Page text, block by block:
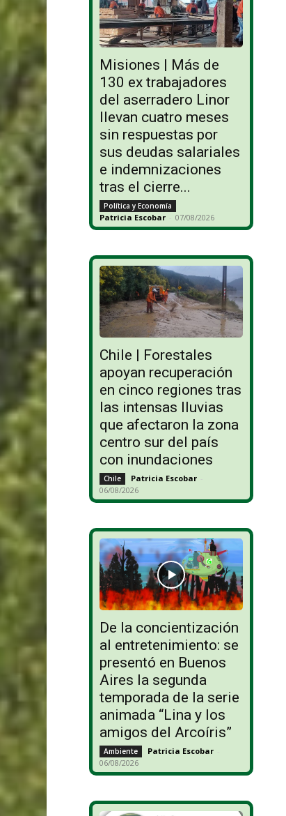
Misiones | Más de
130 ex trabajadores
del aserradero Linor
llevan cuatro meses
sin respuestas por
sus deudas salariales
e indemnizaciones
tras el cierre...
Política y Economía
Patricia Escobar - 07/08/2026
Chile | Forestales
apoyan recuperación
en cinco regiones tras
las intensas lluvias
que afectaron la zona
centro sur del país
con inundaciones
Chile Patricia Escobar -
06/08/2026
De la concientización
al entretenimiento: se
presentó en Buenos
Aires la segunda
temporada de la serie
animada “Lina y los
amigos del Arcoíris”
Ambiente Patricia Escobar -
06/08/2026